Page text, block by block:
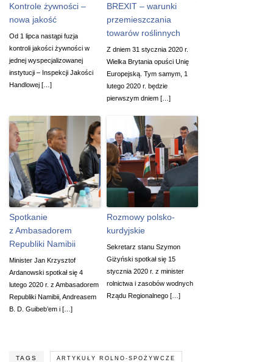
Kontrole żywności –
nowa jakość
Od 1 lipca nastąpi fuzja
kontroli jakości żywności w
jednej wyspecjalizowanej
instytucji – Inspekcji Jakości
Handlowej […]
BREXIT – warunki
przemieszczania
towarów roślinnych
Z dniem 31 stycznia 2020 r.
Wielka Brytania opuści Unię
Europejską. Tym samym, 1
lutego 2020 r. będzie
pierwszym dniem […]
Spotkanie
z Ambasadorem
Republiki Namibii
Minister Jan Krzysztof
Ardanowski spotkał się 4
lutego 2020 r. z Ambasadorem
Republiki Namibii, Andreasem
B. D. Guibeb’em i […]
Rozmowy polsko-
kurdyjskie
Sekretarz stanu Szymon
Giżyński spotkał się 15
stycznia 2020 r. z minister
rolnictwa i zasobów wodnych
Rządu Regionalnego […]
TAGS ARTYKUŁY ROLNO-SPOŻYWCZE